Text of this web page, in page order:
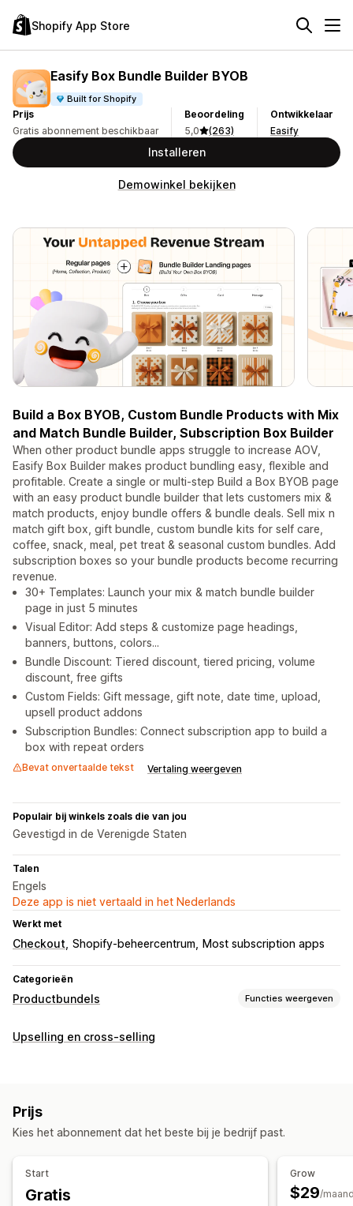
Shopify App Store
Easify Box Bundle Builder BYOB
Built for Shopify
Prijs
Gratis abonnement beschikbaar
Beoordeling
5,0
(263)
Ontwikkelaar
Easify
Installeren
Demowinkel bekijken
Build a Box BYOB, Custom Bundle Products with Mix
and Match Bundle Builder, Subscription Box Builder
When other product bundle apps struggle to increase AOV,
Easify Box Builder makes product bundling easy, flexible and
profitable. Create a single or multi-step Build a Box BYOB page
with an easy product bundle builder that lets customers mix &
match products, enjoy bundle offers & bundle deals. Sell mix n
match gift box, gift bundle, custom bundle kits for self care,
coffee, snack, meal, pet treat & seasonal custom bundles. Add
subscription boxes so your bundle products become recurring
revenue.
30+ Templates: Launch your mix & match bundle builder
page in just 5 minutes
Visual Editor: Add steps & customize page headings,
banners, buttons, colors...
Bundle Discount: Tiered discount, tiered pricing, volume
discount, free gifts
Custom Fields: Gift message, gift note, date time, upload,
upsell product addons
Subscription Bundles: Connect subscription app to build a
box with repeat orders
Bevat onvertaalde tekst Vertaling weergeven
Populair bij winkels zoals die van jou
Gevestigd in de Verenigde Staten
Talen
Engels
Deze app is niet vertaald in het Nederlands
Werkt met
Checkout Shopify-beheercentrum Most subscription apps
Categorieën
Productbundels Functies weergeven
Soorten bundels
Abonnementsboxen
Upsell-bundels Cross-sell-bundels
Vaak samen gekocht
Bundels op maat
Upselling en cross-selling
Prijs
Kies het abonnement dat het beste bij je bedrijf past.
Start
Gratis
Grow
$29/